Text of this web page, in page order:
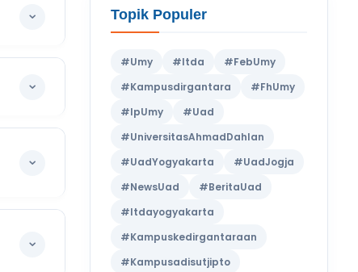
Topik Populer
#Umy #Itda
#FebUmy
#Kampusdirgantara
#FhUmy
#IpUmy
#Uad
#UniversitasAhmadDahlan
#UadYogyakarta
#UadJogja
#NewsUad
#BeritaUad
#Itdayogyakarta
#Kampuskedirgantaraan
#Kampusadisutjipto